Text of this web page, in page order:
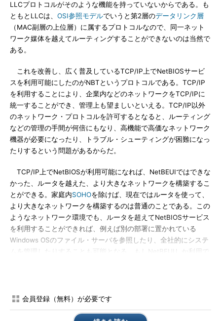
LLCプロトコルがそのような機能を持っていないからである。も
ともとLLCは、 OSI参照モデルでいうと第2層のデータリンク層
（MAC副層の上位層）に属するプロトコルなので、同一ネット
ワーク媒体を越えてルーティングすることができないのは当然で
ある。
これを改善し、広く普及しているTCP/IP上でNetBIOSサービ
スを利用可能にしたのがNBTというプロトコルである。TCP/IP
を利用することにより、企業内などのネットワークをTCP/IPに
統一することができ、管理上も望ましいといえる。TCP/IP以外
のネットワーク・プロトコルを許可するとなると、ルーティング
などの管理の手間が何倍にもなり、高機能で高価なネットワーク
機器が必要になったり、トラブル・シューティングが困難になっ
たりするという問題があるからだ。
TCP/IP上でNetBIOSが利用可能になれば、NetBEUIではできな
かった、ルータを越えた、より大きなネットワークを構築するこ
とができる。家庭内SOHOを除けば、現在ではルータを使って、
より大きなネットワークを構築するのは普通のことである。この
ようなネットワーク環境でも、ルータを超えてNetBIOSサービス
を利用することができれば、例えば別の部署に置かれている
Windows OSのファイル・サーバを参照したり、全社的にシステ
ムを管理したりすることも可能となる。もしNetBEUIしか利用で
する必要があるなど、非常に使いづらいネットワークになってし
まうだろう。
会員登録（無料）が必要です